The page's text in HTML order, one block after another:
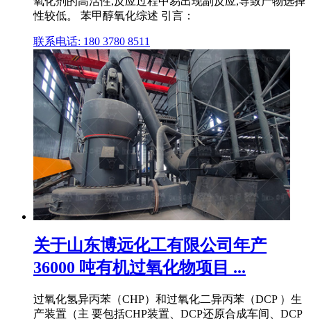
性较低。 苯甲醇氧化综述 引言：
联系电话: 180 3780 8511
关于山东博远化工有限公司年产
36000 吨有机过氧化物项目 ...
过氧化氢异丙苯（CHP）和过氧化二异丙苯（DCP ）生
产装置（主 要包括CHP装置、DCP还原合成车间、DCP